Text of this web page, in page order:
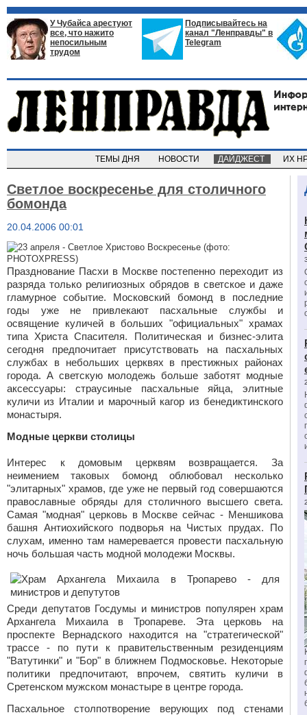
У Чубайса арестуют
все, что нажито
непосильным
трудом
Подписывайтесь на
канал "Ленправды" в
Telegram
ТЕМЫ ДНЯ НОВОСТИ ДАЙДЖЕСТ ИХ
Светлое воскресенье для столичного
бомонда
20.04.2006 00:01
Празднование Пасхи в Москве постепенно переходит из
разряда только религиозных обрядов в светское и даже
гламурное событие. Московский бомонд в последние
годы уже не привлекают пасхальные службы и
освящение куличей в больших "официальных" храмах
типа Христа Спасителя. Политическая и бизнес-элита
сегодня предпочитает присутствовать на пасхальных
службах в небольших церквях в престижных районах
города. А светскую молодежь больше заботят модные
аксессуары: страусиные пасхальные яйца, элитные
куличи из Италии и марочный кагор из бенедиктинского
монастыря.
Модные церкви столицы
Интерес к домовым церквям возвращается. За
неимением таковых бомонд облюбовал несколько
"элитарных" храмов, где уже не первый год совершаются
православные обряды для столичного высшего света.
Самая "модная" церковь в Москве сейчас - Меншикова
башня Антиохийского подворья на Чистых прудах. По
слухам, именно там намеревается провести пасхальную
ночь большая часть модной молодежи Москвы.
Среди депутатов Госдумы и министров популярен храм
Архангела Михаила в Тропареве. Эта церковь на
проспекте Вернадского находится на "стратегической"
трассе - по пути к правительственным резиденциям
"Ватутинки" и "Бор" в ближнем Подмосковье. Некоторые
политики предпочитают, впрочем, святить куличи в
Сретенском мужском монастыре в центре города.
Пасхальное столпотворение верующих под стенами